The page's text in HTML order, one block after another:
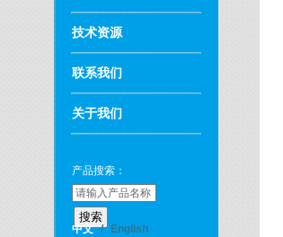
技术资源
联系我们
关于我们
产品搜索：
中文 / English